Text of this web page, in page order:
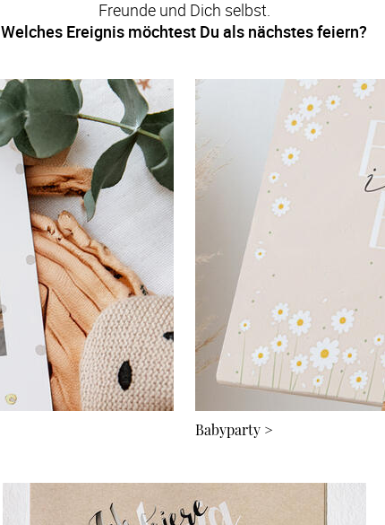
Welches Ereignis möchtest Du als nächstes feiern?
Babyparty >